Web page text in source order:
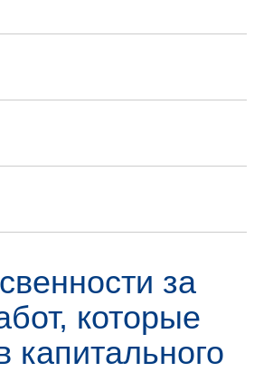
за
которые
капитального